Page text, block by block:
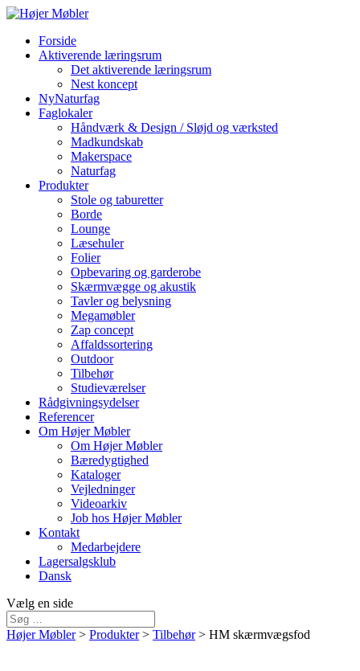
Forside
Aktiverende læringsrum
Det aktiverende læringsrum
Nest koncept
NyNaturfag
Faglokaler
Håndværk & Design / Sløjd og værksted
Madkundskab
Makerspace
Naturfag
Produkter
Stole og taburetter
Borde
Lounge
Læsehuler
Folier
Opbevaring og garderobe
Skærmvægge og akustik
Tavler og belysning
Megamøbler
Zap concept
Affaldssortering
Outdoor
Tilbehør
Studieværelser
Rådgivningsydelser
Referencer
Om Højer Møbler
Om Højer Møbler
Bæredygtighed
Kataloger
Vejledninger
Videoarkiv
Job hos Højer Møbler
Kontakt
Medarbejdere
Lagersalgsklub
Dansk
Vælg en side
Højer Møbler> Produkter> Tilbehør> HM skærmvægsfod